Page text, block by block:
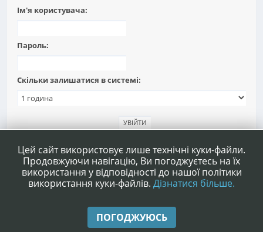
Ім'я користувача:
Пароль:
Скільки залишатися в системі:
Допомога|Умови та правила|Нагору ▲
SMF 2.1.4 © 2023,Simple Machines
Цей сайт використовує лише технічні куки-файли.
Продовжуючи навігацію, Ви погоджуєтесь на їх
використання у відповідності до нашої політики
використання куки-файлів. Дізнатися більше.
ПОГОДЖУЮСЬ